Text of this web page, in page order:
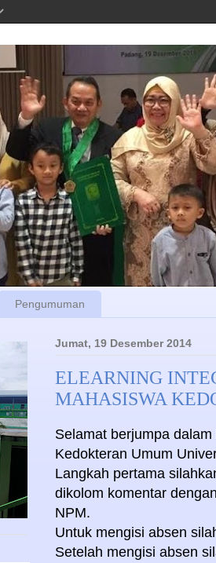
Pengumuman
Jumat, 19 Desember 2014
ELEARNING
MAHASISWA
Selamat berjumpa
Kedokteran Umum
Langkah pertama
dikolom komentar
NPM.
Untuk mengisi absen
Setelah mengisi absen